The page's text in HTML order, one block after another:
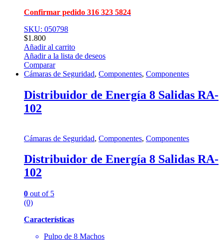
Confirmar pedido 316 323 5824
SKU: 050798
$1.800
Añadir al carrito
Añadir a la lista de deseos
Comparar
Cámaras de Seguridad, Componentes, Componentes
Distribuidor de Energía 8 Salidas RA-
102
Cámaras de Seguridad, Componentes, Componentes
Distribuidor de Energía 8 Salidas RA-
102
0 out of 5
(0)
Características
Pulpo de 8 Machos